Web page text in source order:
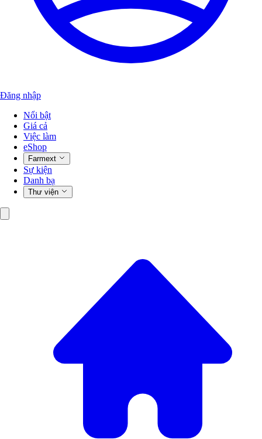
Đăng nhập
Nổi bật
Giá cả
Việc làm
eShop
Farmext
Sự kiện
Danh bạ
Thư viện